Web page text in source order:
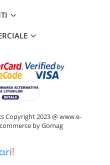
2023 @ www.e-
by Gomag